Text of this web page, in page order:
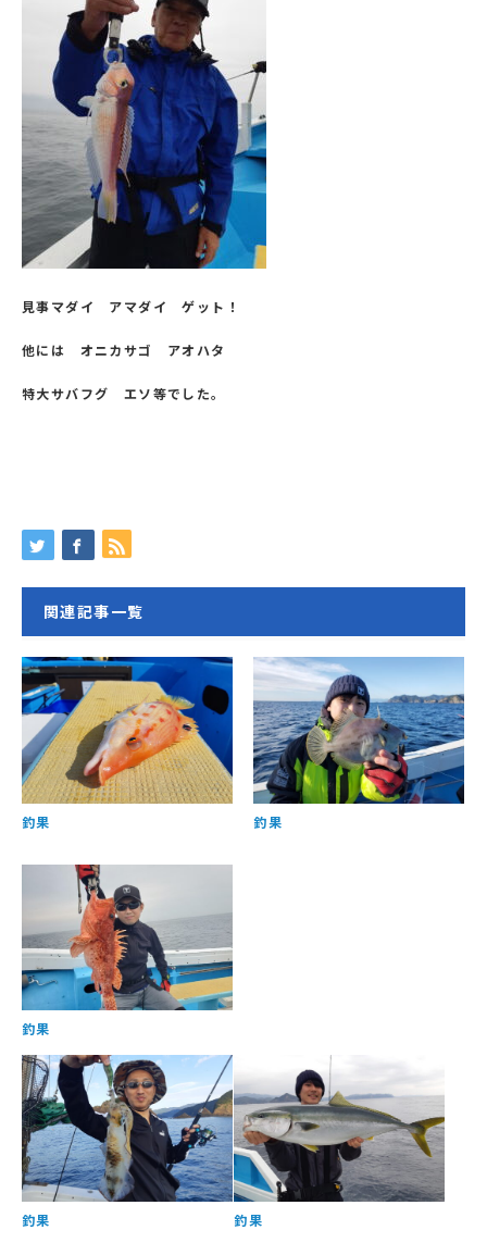
見事マダイ アマダイ ゲット！
他には オニカサゴ アオハタ
特大サバフグ エソ等でした。
関連記事一覧
釣果 釣果
釣果
釣果 釣果